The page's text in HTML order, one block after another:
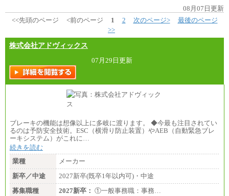
08月07日更新
<<先頭のページ
<前のページ 1 2 次のページ>
最後のページ
>>
株式会社アドヴィックス
07月29日更新
ブレーキの機能は想像以上に多岐に渡ります。 ◆今最も注目されてい
るのは予防安全技術。ESC（横滑り防止装置）やAEB（自動緊急ブレ
ーキシステム）がこれに…
続きを読む
業種
メーカー
新卒／中途
2027新卒(既卒1年以内可)・中途
募集職種
2027新卒： ①一般事務職：事務…